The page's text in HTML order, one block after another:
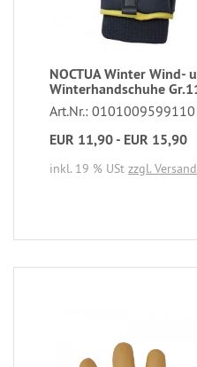
NOCTUA Winter Wind-
Winterhandschuhe
Art.Nr.: 0101009599110
EUR 11,90 - EUR 15,90
inkl. 19 % USt zzgl.